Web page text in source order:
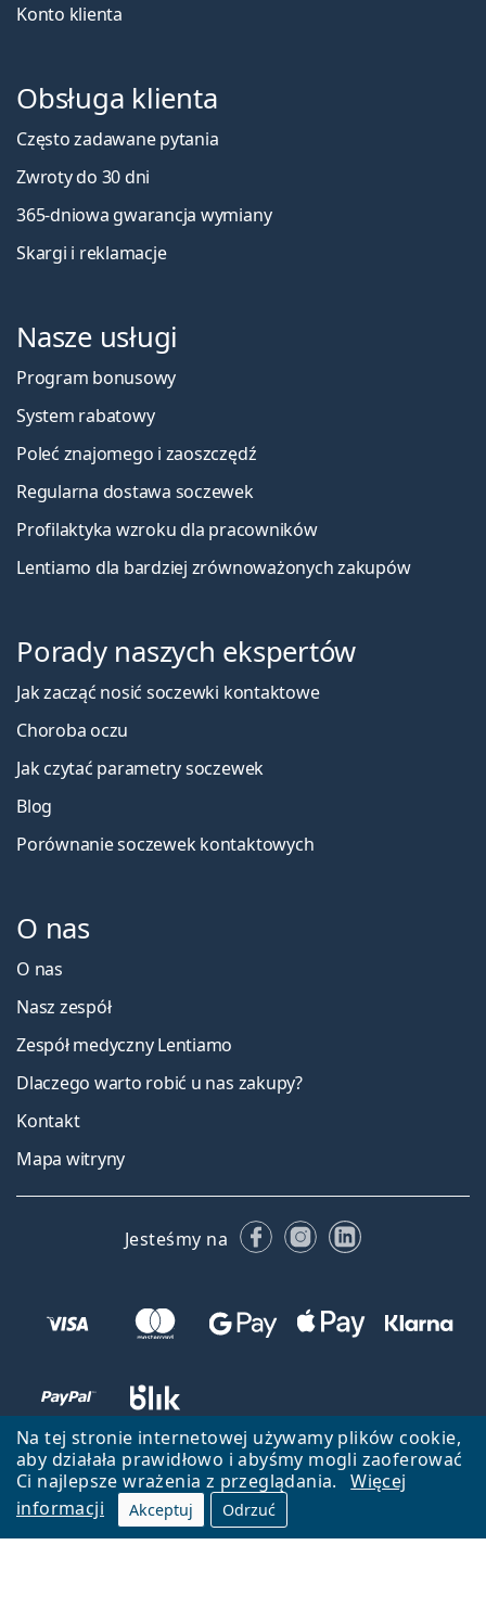
Na tej stronie internetowej używamy plików cookie,
aby działała prawidłowo i abyśmy mogli zaoferować
Ci najlepsze wrażenia z przeglądania.
Więcej
informacji
Akceptuj Odrzuć
Konto klienta
Obsługa klienta
Często zadawane pytania
Zwroty do 30 dni
365-dniowa gwarancja wymiany
Skargi i reklamacje
Nasze usługi
Program bonusowy
System rabatowy
Poleć znajomego i zaoszczędź
Regularna dostawa soczewek
Profilaktyka wzroku dla pracowników
Lentiamo dla bardziej zrównoważonych zakupów
Porady naszych ekspertów
Jak zacząć nosić soczewki kontaktowe
Choroba oczu
Jak czytać parametry soczewek
Blog
Porównanie soczewek kontaktowych
O nas
O nas
Nasz zespół
Zespół medyczny Lentiamo
Dlaczego warto robić u nas zakupy?
Kontakt
Mapa witryny
Jesteśmy na FacebookuInstagramie
LinkedIn
Wróć do strony głównej
Przejdź na górę